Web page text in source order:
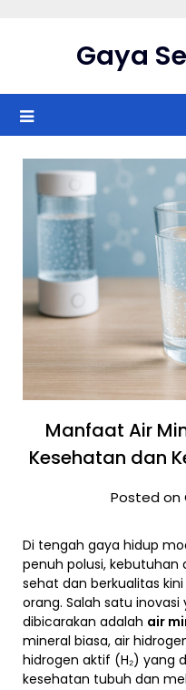
Gaya
Manfaat Air
Kesehatan dan
Posted on
Di tengah gaya hidup
penuh polusi, kebutuhan
sehat dan berkualitas
orang. Salah satu
dibicarakan adalah air
mineral biasa, air
hidrogen aktif (H₂) yang
kesehatan tubuh dan